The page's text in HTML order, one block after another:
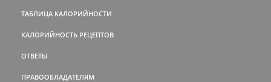
ТАБЛИЦА КАЛОРИЙНОСТИ
КАЛОРИЙНОСТЬ РЕЦЕПТОВ
ОТВЕТЫ
ПРАВООБЛАДАТЕЛЯМ